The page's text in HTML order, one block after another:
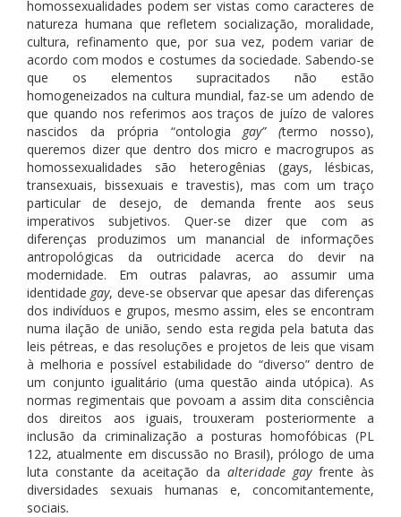
homossexualidades podem ser vistas como caracteres de
natureza humana que refletem socialização, moralidade,
cultura, refinamento que, por sua vez, podem variar de
acordo com modos e costumes da sociedade. Sabendo-se
que os elementos supracitados não estão
homogeneizados na cultura mundial, faz-se um adendo de
que quando nos referimos aos traços de juízo de valores
nascidos da própria “ontologia gay” (termo nosso),
queremos dizer que dentro dos micro e macrogrupos as
homossexualidades são heterogênias (gays, lésbicas,
transexuais, bissexuais e travestis), mas com um traço
particular de desejo, de demanda frente aos seus
imperativos subjetivos. Quer-se dizer que com as
diferenças produzimos um manancial de informações
antropológicas da outricidade acerca do devir na
modernidade. Em outras palavras, ao assumir uma
identidade gay, deve-se observar que apesar das diferenças
dos indivíduos e grupos, mesmo assim, eles se encontram
numa ilação de união, sendo esta regida pela batuta das
leis pétreas, e das resoluções e projetos de leis que visam
à melhoria e possível estabilidade do “diverso” dentro de
um conjunto igualitário (uma questão ainda utópica). As
normas regimentais que povoam a assim dita consciência
dos direitos aos iguais, trouxeram posteriormente a
inclusão da criminalização a posturas homofóbicas (PL
122, atualmente em discussão no Brasil), prólogo de uma
luta constante da aceitação da alteridade gay frente às
diversidades sexuais humanas e, concomitantemente,
sociais.